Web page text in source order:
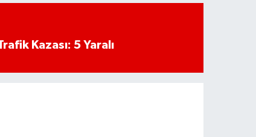
Kazası: 5 Yaralı